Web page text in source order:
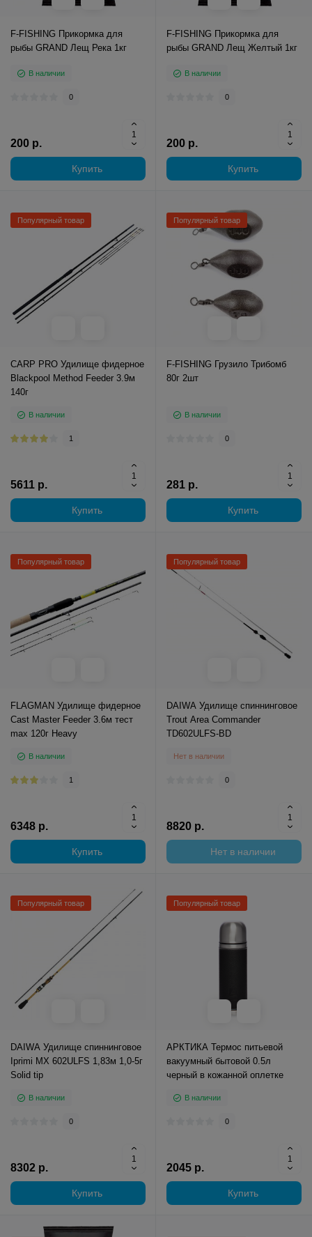
F-FISHING Прикормка для
рыбы GRAND Лещ Река 1кг
В наличии
0
200 р.
Купить
F-FISHING Прикормка для
рыбы GRAND Лещ Желтый 1кг
В наличии
0
200 р.
Купить
Популярный товар
CARP PRO Удилище фидерное
Blackpool Method Feeder 3.9м
140г
В наличии
1
5611 р.
Купить
Популярный товар
F-FISHING Грузило Трибомб
80г 2шт
В наличии
0
281 р.
Купить
Популярный товар
FLAGMAN Удилище фидерное
Cast Master Feeder 3.6м тест
max 120г Heavy
В наличии
1
6348 р.
Купить
Популярный товар
DAIWA Удилище спиннинговое
Trout Area Commander
TD602ULFS-BD
Нет в наличии
0
8820 р.
Нет в наличии
Популярный товар
DAIWA Удилище спиннинговое
Iprimi MX 602ULFS 1,83м 1,0-5г
Solid tip
В наличии
0
8302 р.
Купить
Популярный товар
АРКТИКА Термос питьевой
вакуумный бытовой 0.5л
черный в кожанной оплетке
В наличии
0
2045 р.
Купить